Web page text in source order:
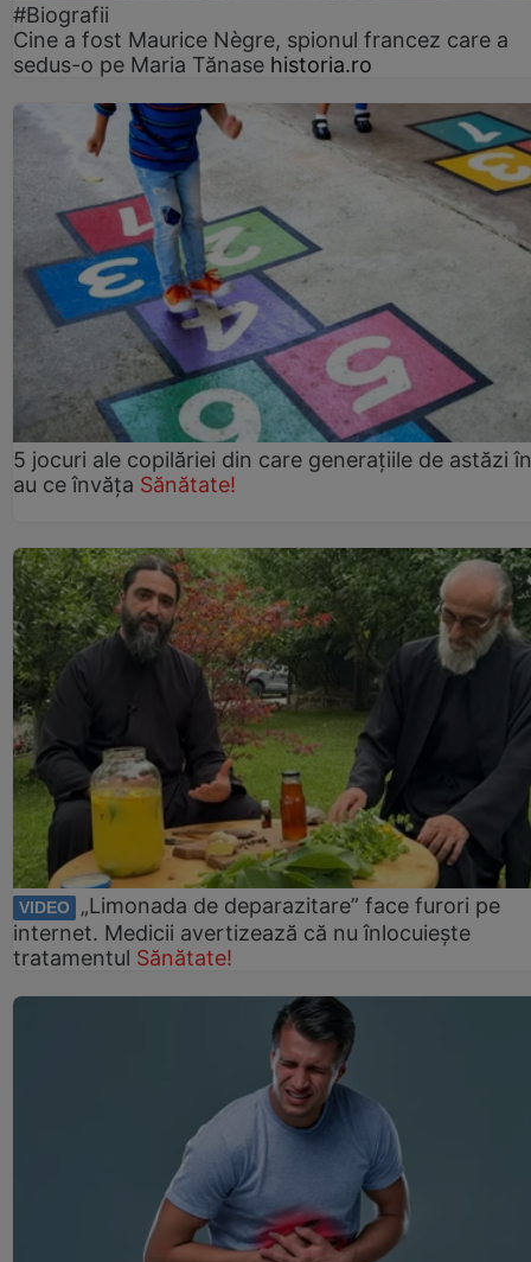
#Biografii
Cine a fost Maurice Nègre, spionul francez care a
sedus-o pe Maria Tănase historia.ro
5 jocuri ale copilăriei din care generațiile de astăzi
au ce învăța Sănătate!
VIDEO
„Limonada de deparazitare” face furori pe
internet. Medicii avertizează că nu înlocuiește
tratamentul Sănătate!